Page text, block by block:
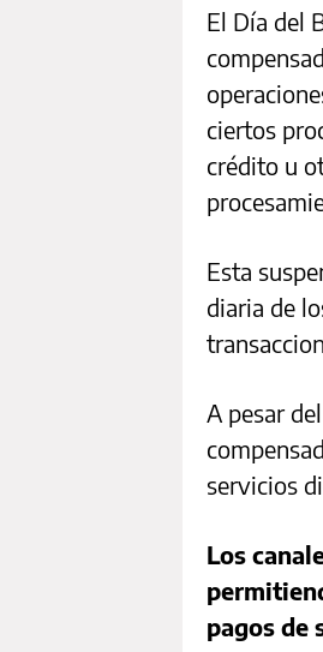
El Día del
ciertos
crédito u
Esta
diaria de
A pesar
servicios
Los
pagos de